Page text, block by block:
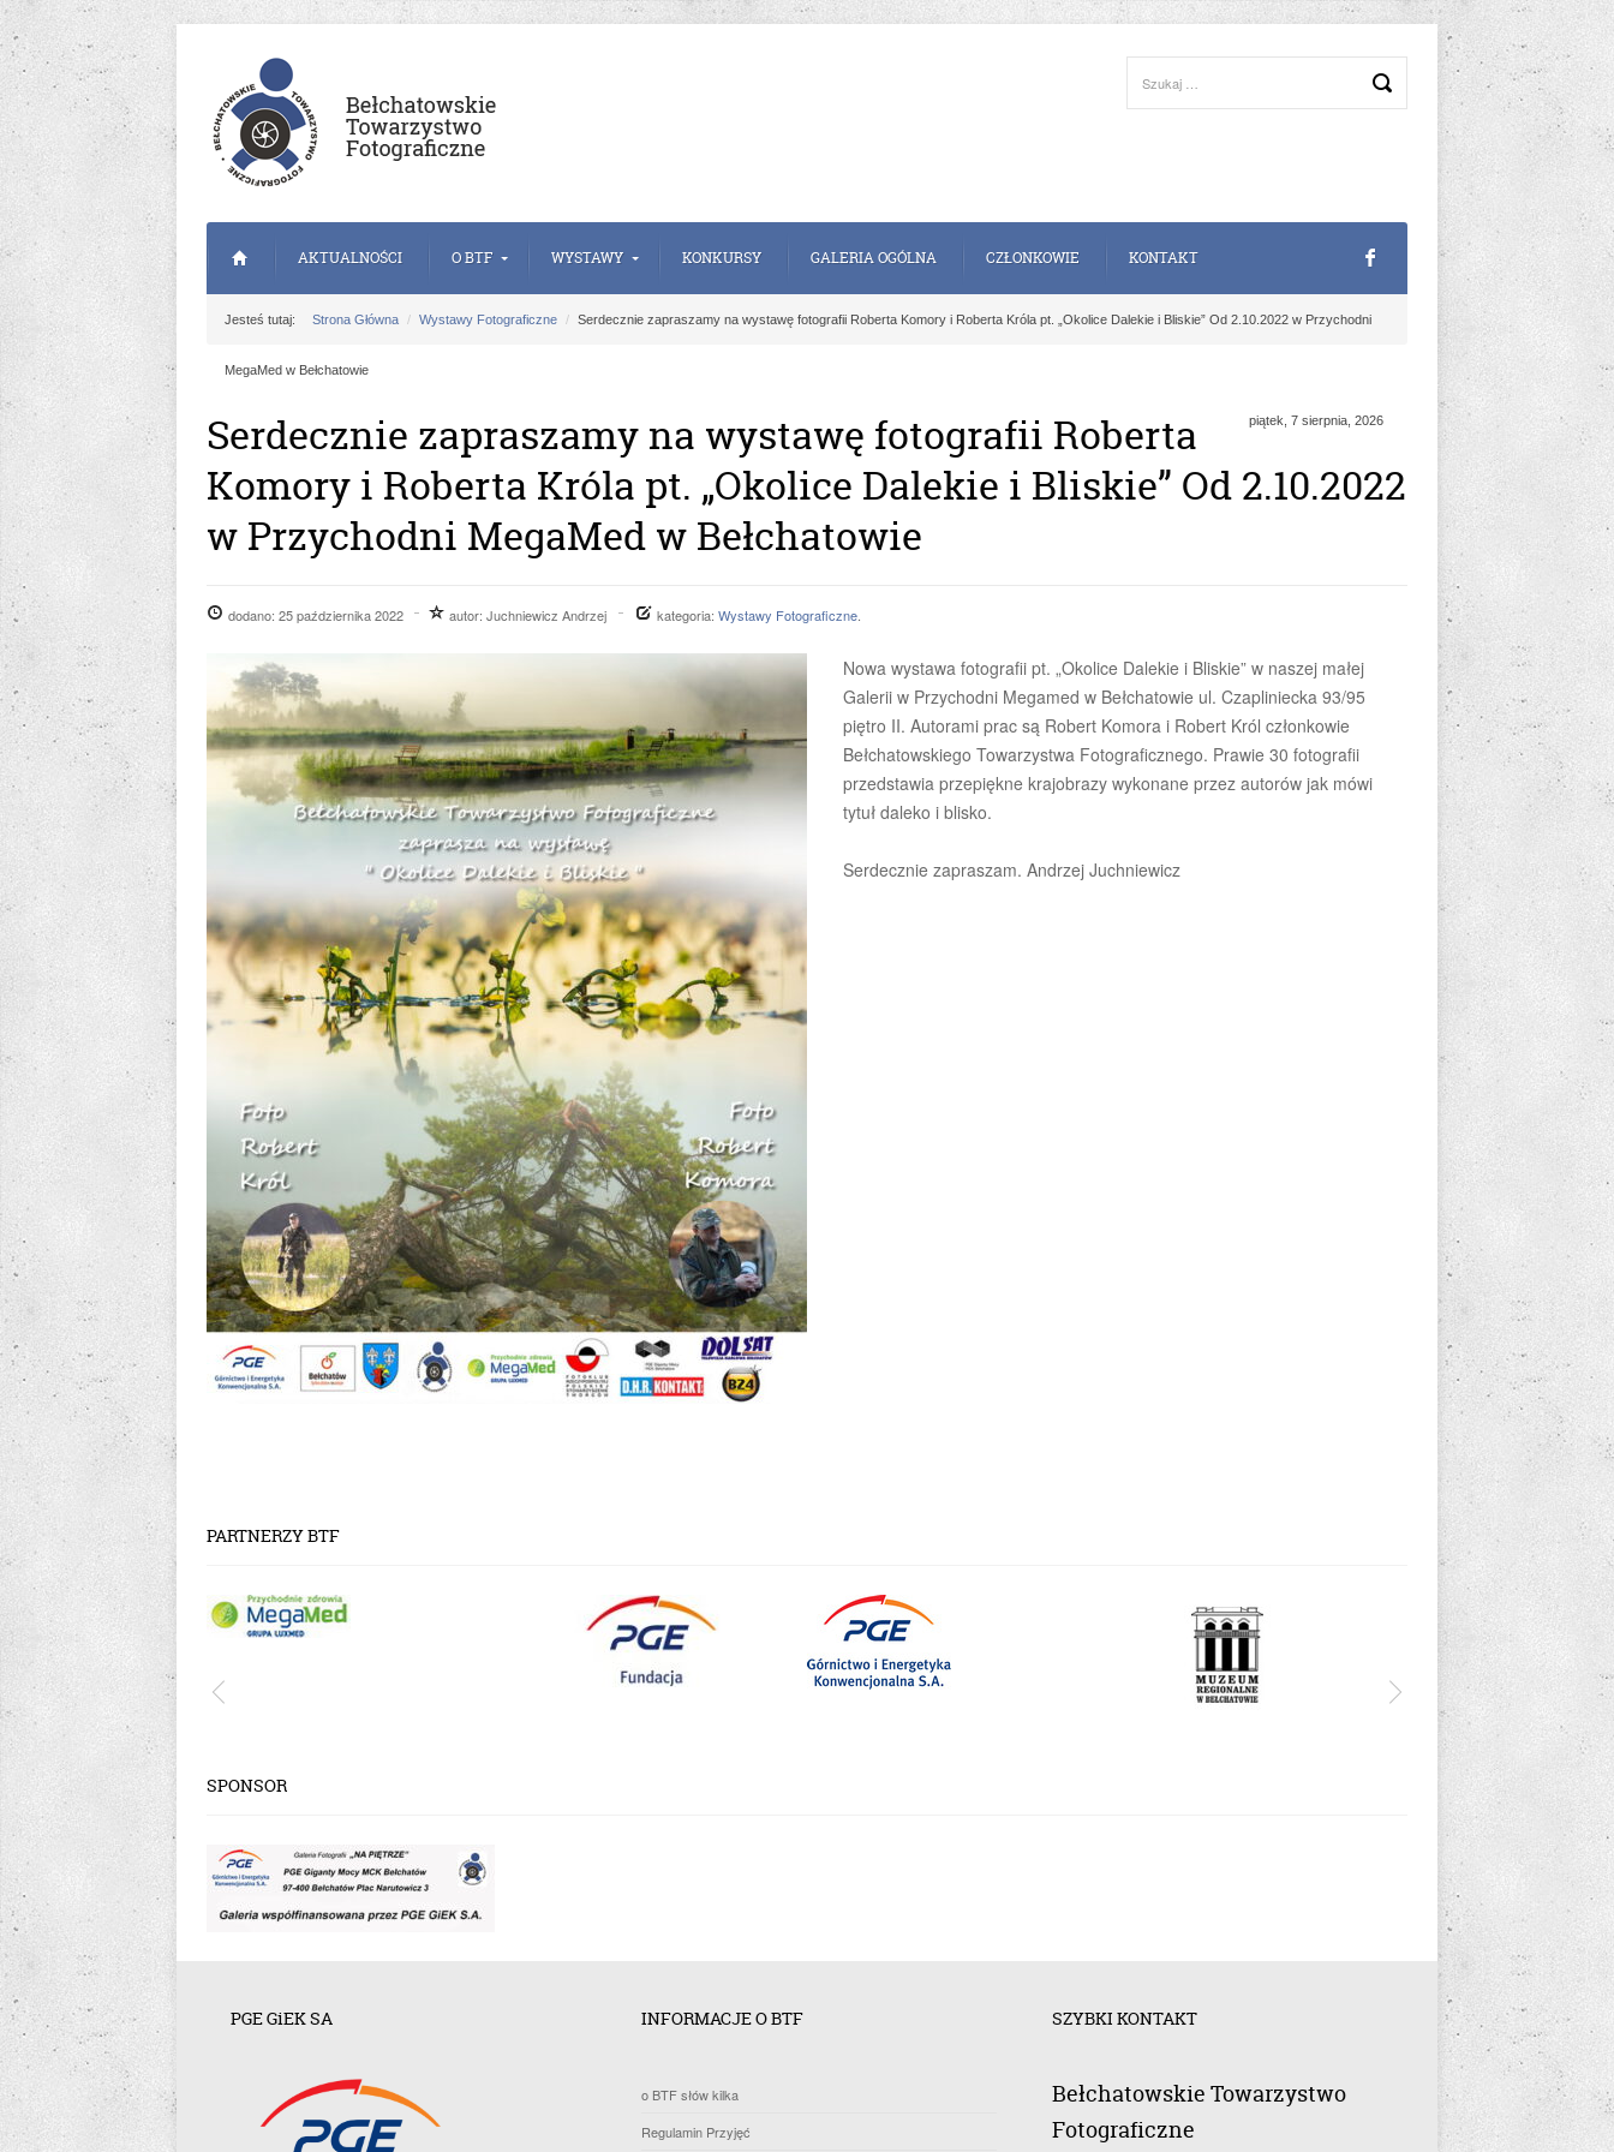
AKTUALNOŚCI O BTF WYSTAWY KONKURSY GALERIA OGÓLNA CZŁONKOWIE KONTAKT
Jesteś tutaj: Strona Główna Wystawy Fotograficzne Serdecznie zapraszamy na wystawę fotografii Roberta Komory i Roberta Króla pt. „Okolice Dalekie i Bliskie” Od 2.10.2022 w Przychodni
MegaMed w Bełchatowie
piątek, 7 sierpnia, 2026
Serdecznie zapraszamy na wystawę fotografii Roberta
Komory i Roberta Króla pt. „Okolice Dalekie i Bliskie” Od 2.10.2022
w Przychodni MegaMed w Bełchatowie
dodano: 25 października 2022 autor: Juchniewicz Andrzej kategoria: Wystawy Fotograficzne
Nowa wystawa fotografii pt. „Okolice Dalekie i Bliskie” w naszej małej
Galerii w Przychodni Megamed w Bełchatowie ul. Czapliniecka 93/95
piętro II. Autorami prac są Robert Komora i Robert Król członkowie
Bełchatowskiego Towarzystwa Fotograficznego. Prawie 30 fotografii
przedstawia przepiękne krajobrazy wykonane przez autorów jak mówi
tytuł daleko i blisko.
Serdecznie zapraszam. Andrzej Juchniewicz
PARTNERZY BTF
SPONSOR
PGE GiEK SA INFORMACJE O BTF
o BTF słów kilka
Regulamin Przyjęć
SZYBKI KONTAKT
Bełchatowskie Towarzystwo
Fotograficzne